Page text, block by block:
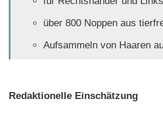
über 800 Noppen aus
Aufsammeln von Haaren
Redaktionelle Einschätzung